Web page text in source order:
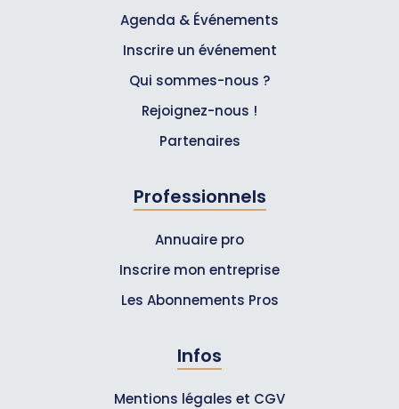
Agenda & Événements
Inscrire un événement
Qui sommes-nous ?
Rejoignez-nous !
Partenaires
Professionnels
Annuaire pro
Inscrire mon entreprise
Les Abonnements Pros
Infos
Mentions légales et CGV